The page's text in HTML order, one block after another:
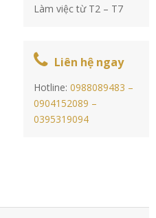
Làm việc từ T2 – T7
Liên hệ ngay
Hotline:0988089483 –
0904152089 –
0395319094